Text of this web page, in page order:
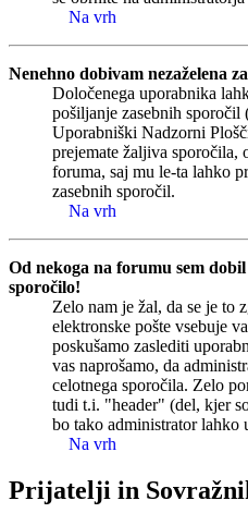
Na vrh
Nenehno dobivam nezaželena
Določenega uporabnika
pošiljanje zasebnih sporočil
Uporabniški Nadzorni
prejemate žaljiva sporočila,
foruma, saj mu le-ta lahko
zasebnih sporočil.
Na vrh
Od nekoga na forumu sem
sporočilo!
Zelo nam je žal, da se je to
elektronske pošte vsebuje
poskušamo zaslediti
vas naprošamo, da
celotnega sporočila. Zelo
tudi t.i. "header" (del, kjer
bo tako administrator lahko
Na vrh
Prijatelji in